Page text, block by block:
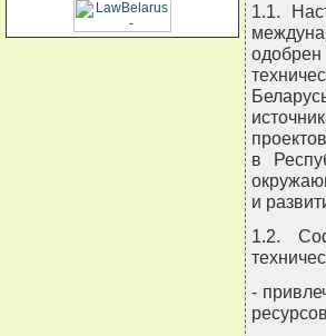
1.1.
в
и
1.2.
-